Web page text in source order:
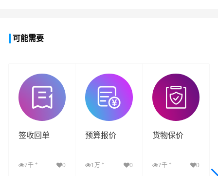
可能需要
签收回单
7千 + 0
预算报价
1万+ 0
货物保价
7千 + 0